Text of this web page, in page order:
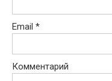
Email *
Комментарий